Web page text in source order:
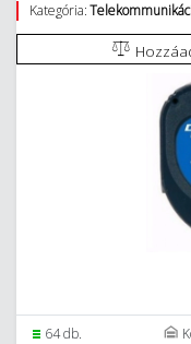
Kategória:
64 db.